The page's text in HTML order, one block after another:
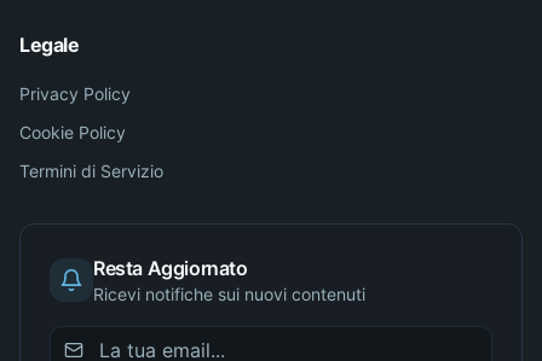
Legale
Privacy Policy
Cookie Policy
Termini di Servizio
Resta Aggiornato
Ricevi notifiche sui nuovi contenuti